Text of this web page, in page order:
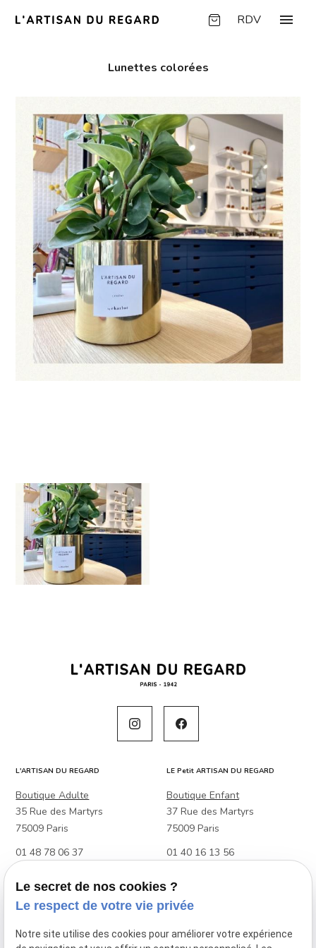
RDV menu
Lunettes colorées
L'ARTISAN DU REGARD
Boutique Adulte
35 Rue des Martyrs
75009 Paris
01 48 78 06 37
Boutique Adulte & Enfant
88 Rue Raymond Losserand
75014 Paris
01 45 39 27 48
LE Petit ARTISAN DU REGARD
Boutique Enfant
37 Rue des Martyrs
75009 Paris
01 40 16 13 56
Le secret de nos cookies ?
Le respect de votre vie privée
Notre site utilise des cookies pour améliorer votre expérience